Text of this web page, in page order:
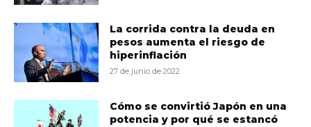
La corrida contra la deuda en
pesos aumenta el riesgo de
hiperinflación
27 de junio de 2022
Cómo se convirtió Japón en una
potencia y por qué se estancó